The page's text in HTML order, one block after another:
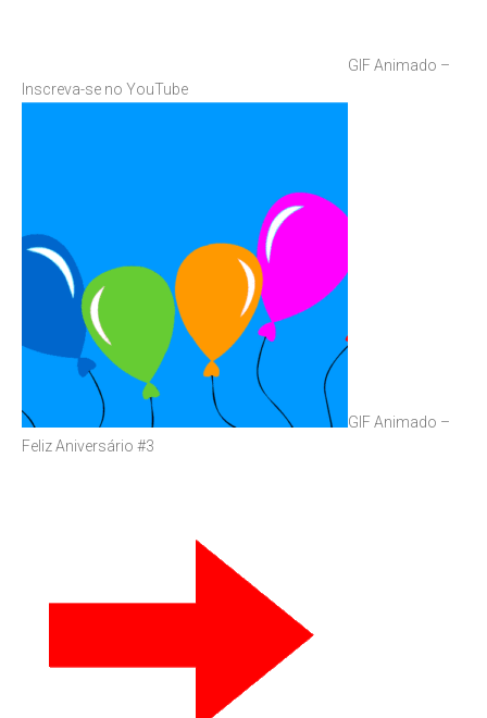
GIF Animado –
Inscreva-se no YouTube
GIF Animado –
Feliz Aniversário #3